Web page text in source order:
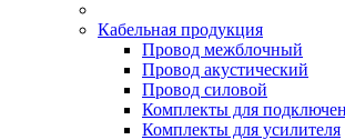
Кабельная продукция
Провод межблочный
Провод акустический
Провод силовой
Комплекты для
Комплекты для усилителя